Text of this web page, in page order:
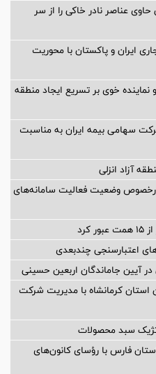
عناصر نادر خاکی را از سر
ایران و پاکستان با محوریت
نماینده خوی بر تسریع ایجاد منطقه
سهامی بیمه ایران به مناسبت
آزاد انزلی
درخصوص وضعیت فعالیت سامانه‌های
اعتبارسنجی چندبعدی
آیین جاماندگان اربعین حسینی
کرمانشاه با مدیریت شرکت
سبد محصولات
فارس با رؤسای کانون‌های